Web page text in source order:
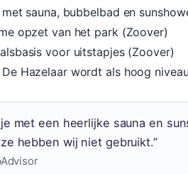
met sauna, bubbelbad en
opzet van het park (Zoover)
voor uitstapjes (Zoover)
De Hazelaar wordt als hoog
met een heerlijke sauna en
hebben wij niet gebruikt.”